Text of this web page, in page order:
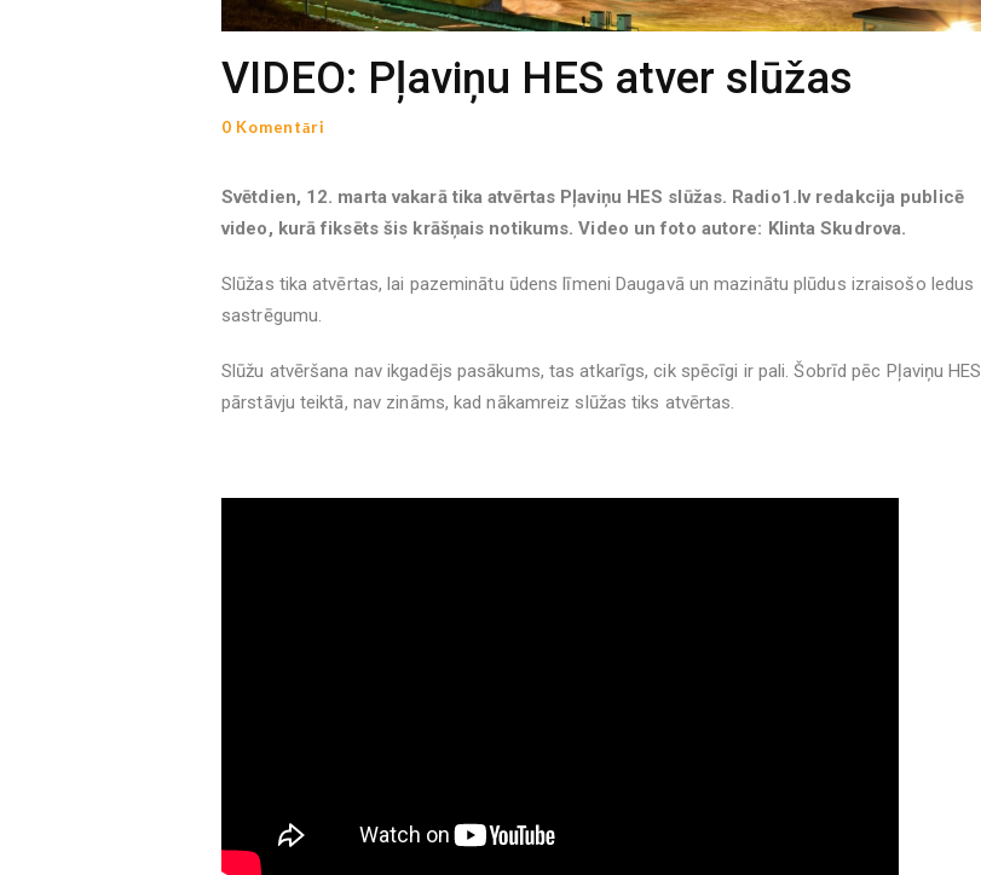
VIDEO: Pļaviņu HES atver slūžas
0 Komentāri
Svētdien, 12. marta vakarā tika atvērtas Pļaviņu HES slūžas. Radio1.lv redakcija publicē
video, kurā fiksēts šis krāšņais notikums. Video un foto autore: Klinta Skudrova.
Slūžas tika atvērtas, lai pazeminātu ūdens līmeni Daugavā un mazinātu plūdus izraisošo ledus
sastrēgumu.
Slūžu atvēršana nav ikgadējs pasākums, tas atkarīgs, cik spēcīgi ir pali. Šobrīd pēc Pļaviņu HES
pārstāvju teiktā, nav zināms, kad nākamreiz slūžas tiks atvērtas.